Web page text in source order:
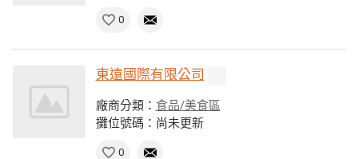
0
東遠國際有限公司
廠商分類： 食品/美食區
攤位號碼：尚未更新
0